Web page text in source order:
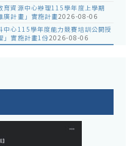
育資源中心辦理115學年度上學期
廣計畫」實施計畫2026-08-06
中心115學年度能力競賽培訓公開授
」實施計畫1份2026-08-06